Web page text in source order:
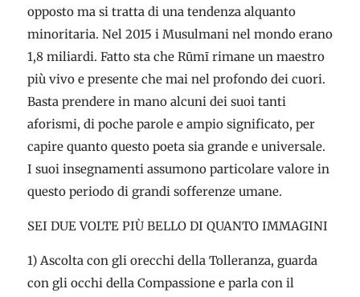
opposto ma si tratta di una tendenza alquanto
minoritaria. Nel 2015 i Musulmani nel mondo erano
1,8 miliardi. Fatto sta che Rūmī rimane un maestro
più vivo e presente che mai nel profondo dei cuori.
Basta prendere in mano alcuni dei suoi tanti
aforismi, di poche parole e ampio significato, per
capire quanto questo poeta sia grande e universale.
I suoi insegnamenti assumono particolare valore in
questo periodo di grandi sofferenze umane.
SEI DUE VOLTE PIÙ BELLO DI QUANTO IMMAGINI
1) Ascolta con gli orecchi della Tolleranza, guarda
con gli occhi della Compassione e parla con il